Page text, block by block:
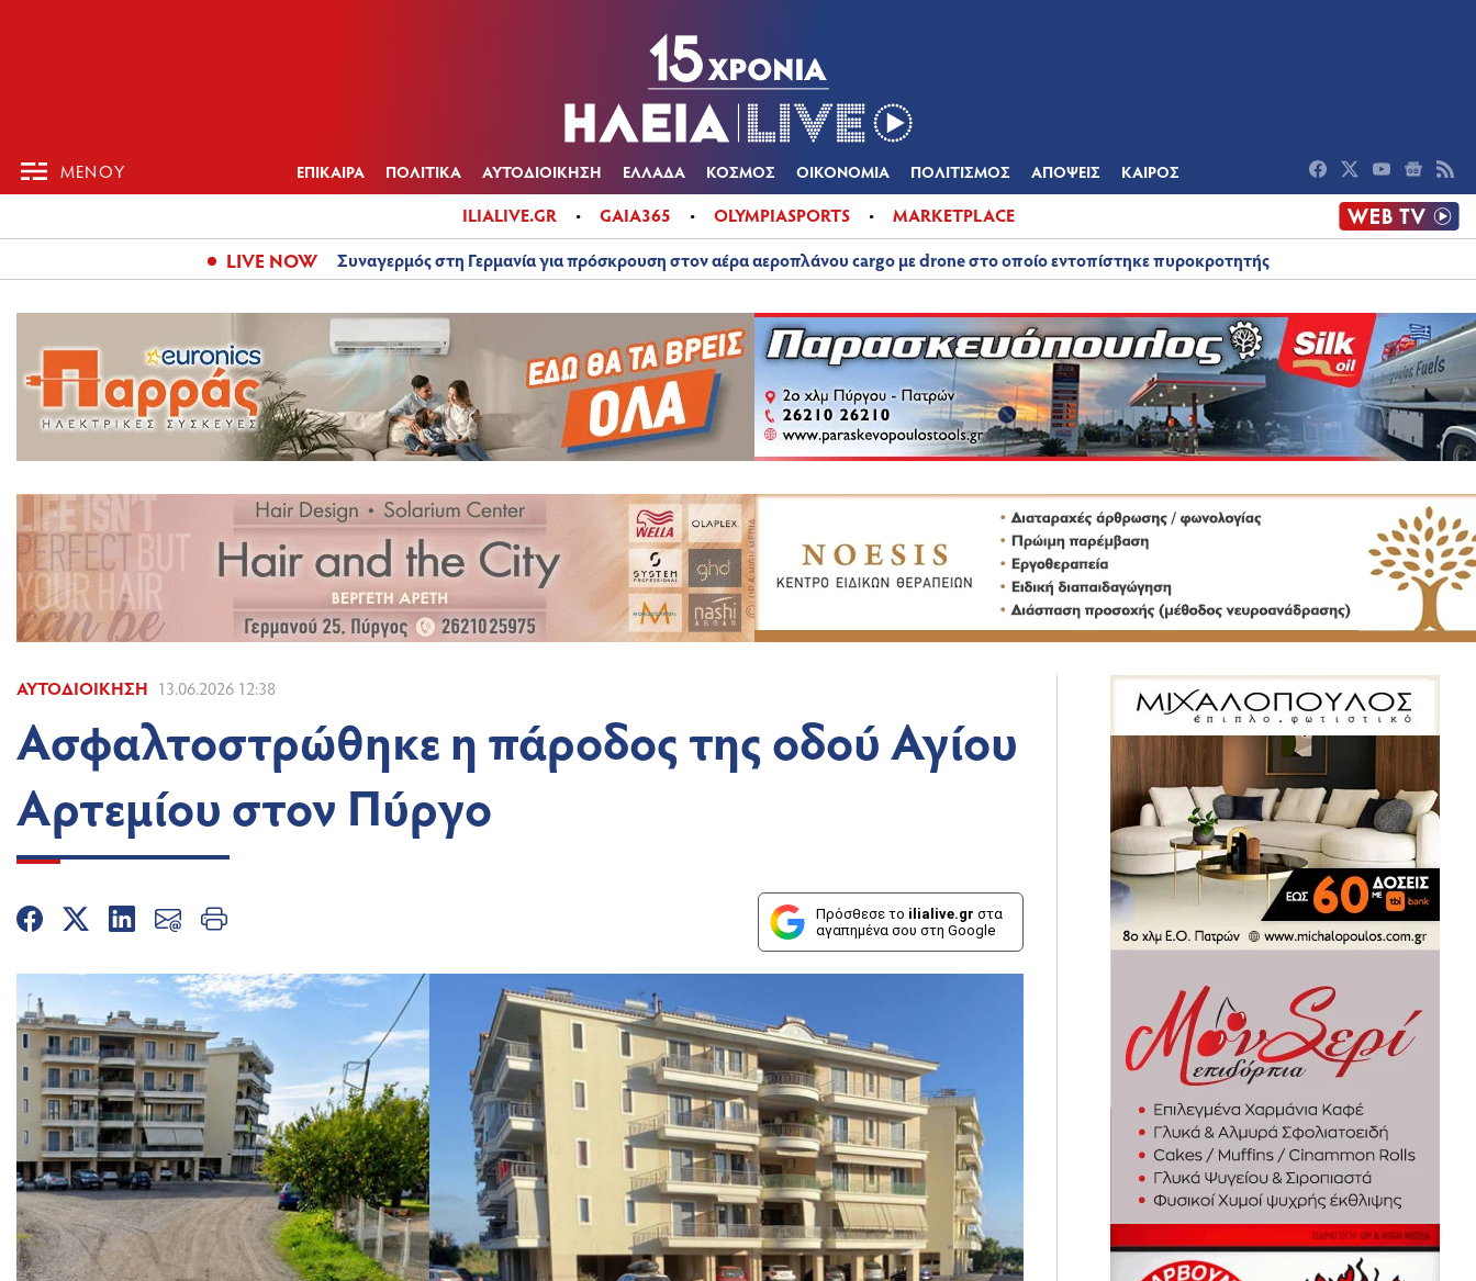
ΜΕΝΟΥ ΕΠΙΚΑΙΡΑ ΠΟΛΙΤΙΚΑ ΑΥΤΟΔΙΟΙΚΗΣΗ ΕΛΛΑΔΑ ΚΟΣΜΟΣ ΟΙΚΟΝΟΜΙΑ ΠΟΛΙΤΙΣΜΟΣ ΑΠΟΨΕΙΣ ΚΑΙΡΟΣ
ILIALIVE.GR GAIA365 OLYMPIASPORTS MARKETPLACE
LIVE NOW Συναγερμός στη Γερμανία για πρόσκρουση στον αέρα αεροπλάνου cargo με drone στο οποίο εντοπίστηκε πυροκροτητής
ΑΥΤΟΔΙΟΊΚΗΣΗ 13.06.2026 12:38
Ασφαλτοστρώθηκε η πάροδος της οδού Αγίου
Αρτεμίου στον Πύργο
Πρόσθεσε το ilialive.gr στα
αγαπημένα σου στη Google